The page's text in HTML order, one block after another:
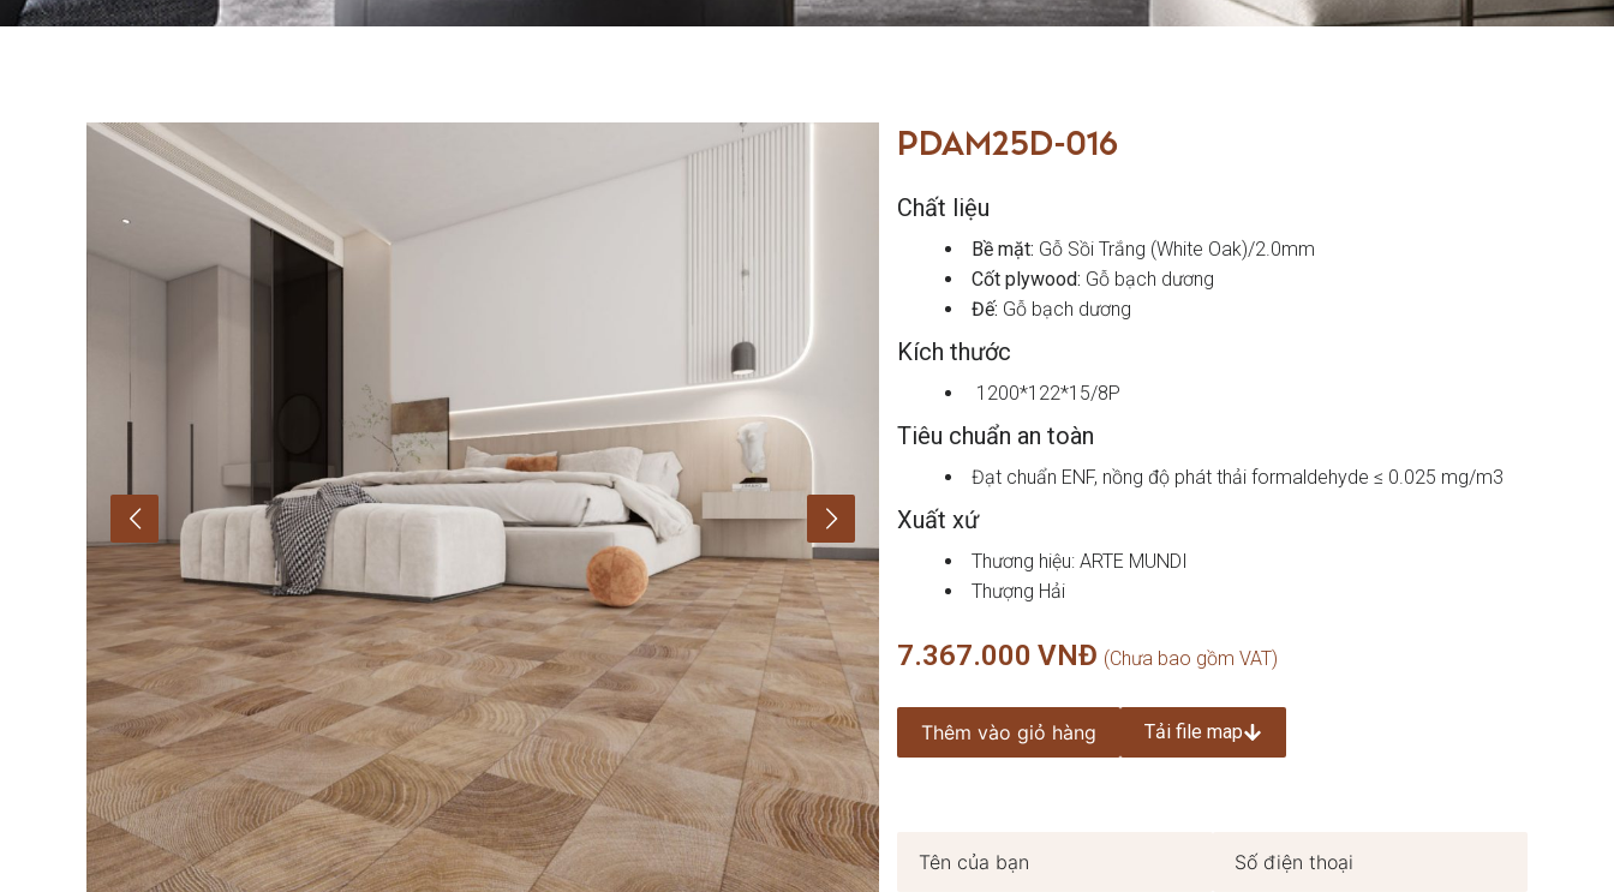
PDAM25D-016
Chất liệu
Bề mặt: Gỗ Sồi Trắng (White Oak)/2.0mm
Cốt plywood: Gỗ bạch dương
Đế: Gỗ bạch dương
Kích thước
1200*122*15/8P
Tiêu chuẩn an toàn
Đạt chuẩn ENF, nồng độ phát thải formaldehyde ≤ 0.025 mg/m3
Xuất xứ
Thương hiệu: ARTE MUNDI
Thượng Hải
7.367.000 VNĐ
Thêm vào giỏ hàng Tải file map